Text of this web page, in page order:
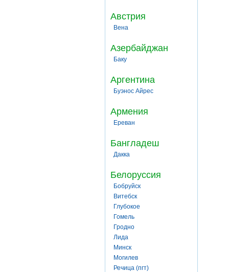
Австрия
Вена
Азербайджан
Баку
Аргентина
Буэнос Айрес
Армения
Ереван
Бангладеш
Дакка
Белоруссия
Бобруйск
Витебск
Глубокое
Гомель
Гродно
Лида
Минск
Могилев
Речица (пгт)